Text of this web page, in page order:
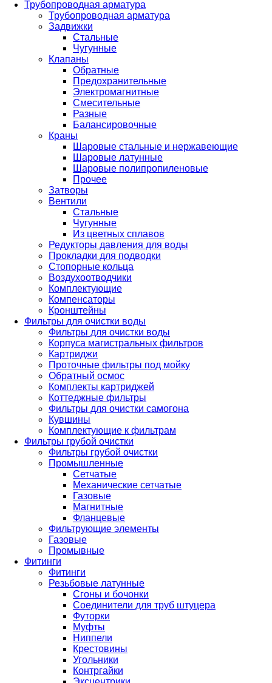
Трубопроводная арматура
Трубопроводная арматура
Задвижки
Стальные
Чугунные
Клапаны
Обратные
Предохранительные
Электромагнитные
Смесительные
Разные
Балансировочные
Краны
Шаровые стальные и нержавеющие
Шаровые латунные
Шаровые полипропиленовые
Прочее
Затворы
Вентили
Стальные
Чугунные
Из цветных сплавов
Редукторы давления для воды
Прокладки для подводки
Стопорные кольца
Воздухоотводчики
Комплектующие
Компенсаторы
Кронштейны
Фильтры для очистки воды
Фильтры для очистки воды
Корпуса магистральных фильтров
Картриджи
Проточные фильтры под мойку
Обратный осмос
Комплекты картриджей
Коттеджные фильтры
Фильтры для очистки самогона
Кувшины
Комплектующие к фильтрам
Фильтры грубой очистки
Фильтры грубой очистки
Промышленные
Сетчатые
Механические сетчатые
Газовые
Магнитные
Фланцевые
Фильтрующие элементы
Газовые
Промывные
Фитинги
Фитинги
Резьбовые латунные
Сгоны и бочонки
Соединители для труб штуцера
Футорки
Муфты
Ниппели
Крестовины
Угольники
Контргайки